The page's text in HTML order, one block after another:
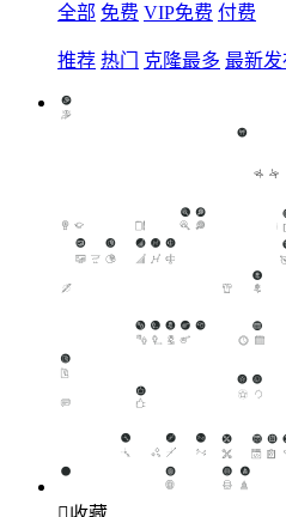
全部 免费 VIP免费 付费
推荐 热门 克隆最多 最新发